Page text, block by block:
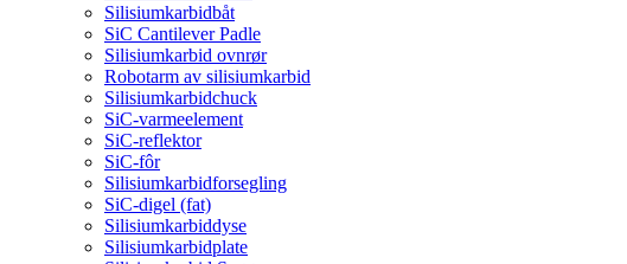
Silisiumkarbidbåt
SiC Cantilever Padle
Silisiumkarbid ovnrør
Robotarm av silisiumkarbid
Silisiumkarbidchuck
SiC-varmeelement
SiC-reflektor
SiC-fôr
Silisiumkarbidforsegling
SiC-digel (fat)
Silisiumkarbiddyse
Silisiumkarbidplate